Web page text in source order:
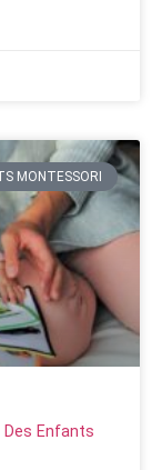
MONTESSORI
Des Enfants